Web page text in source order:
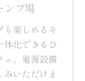
ンプ場
も楽しめるキ
体化できるひ
ェ、電源設備
いただけま